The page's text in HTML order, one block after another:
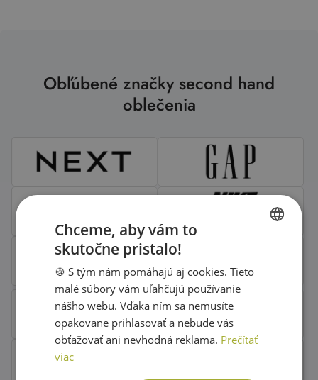
Obľúbené značky second hand
oblečenia
ENGLISH
Chceme, aby vám to
skutočne pristalo!
🍪 S tým nám pomáhajú aj cookies. Tieto
malé súbory vám uľahčujú používanie
nášho webu. Vďaka ním sa nemusíte
opakovane prihlasovať a nebude vás
obťažovať ani nevhodná reklama. Prečítať
viac